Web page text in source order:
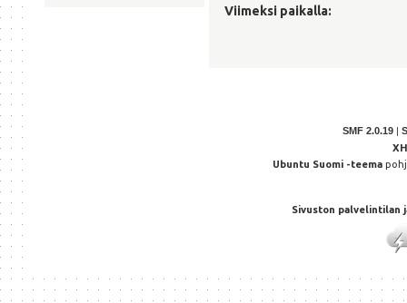
Viimeksi paikalla:
SMF 2.0.19 |
Ubuntu Suomi -teema
Sivuston palvelintilan